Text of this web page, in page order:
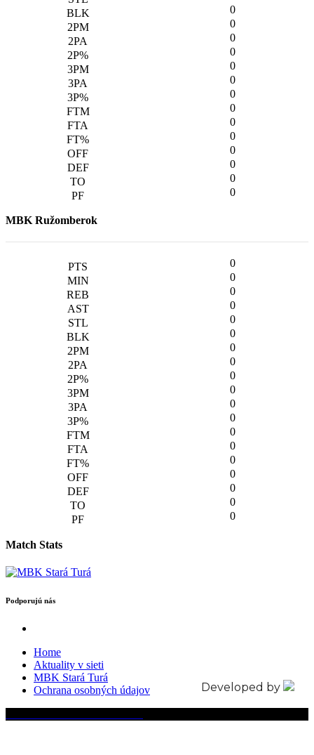
0
0
0
0
0
0
0
0
0
0
0
0
0
0
MBK Ružomberok
0
0
0
0
0
0
0
0
0
0
0
0
0
0
0
0
0
0
0
Match Stats
Podporujú nás
Home
Aktuality v sieti
MBK Stará Turá
Ochrana osobných údajov
Developed by